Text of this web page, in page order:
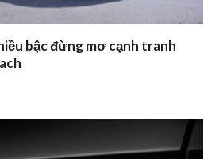
bậc đừng mơ cạnh tranh